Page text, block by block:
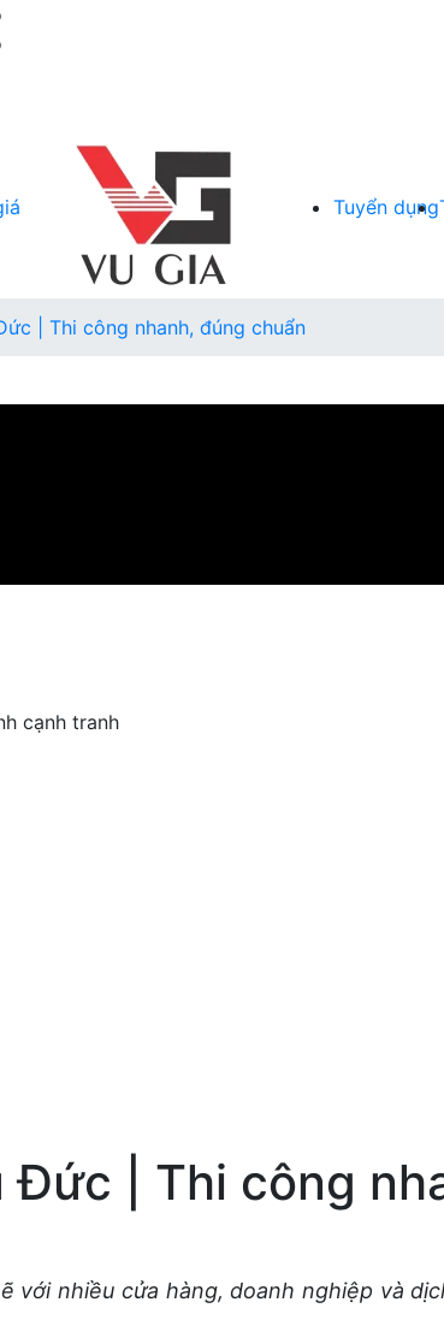
Tuyển dụng
| Thi công nhanh, đúng chuẩn
cạnh tranh
Đức | Thi công
nhiều cửa hàng, doanh nghiệp và